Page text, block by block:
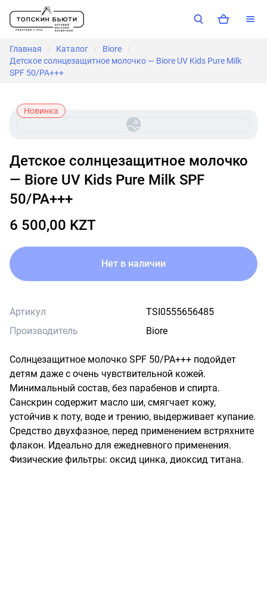
Главная / Каталог / Biore /
Детское солнцезащитное молочко — Biore UV Kids Pure Milk
SPF 50/PA+++
Новинка
Детское солнцезащитное молочко
— Biore UV Kids Pure Milk SPF
50/PA+++
6 500,00 KZT
Нет в наличии
Артикул
TSI0555656485
Производитель
Biore
Солнцезащитное молочко SPF 50/PA+++ подойдет
детям даже с очень чувствительной кожей.
Минимальный состав, без парабенов и спирта.
Санскрин содержит масло ши, смягчает кожу,
устойчив к поту, воде и трению, выдерживает купание.
Средство двухфазное, перед применением встряхните
флакон. Идеально для ежедневного применения.
Физические фильтры: оксид цинка, диоксид титана.